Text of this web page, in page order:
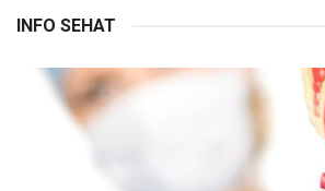
INFO SEHAT